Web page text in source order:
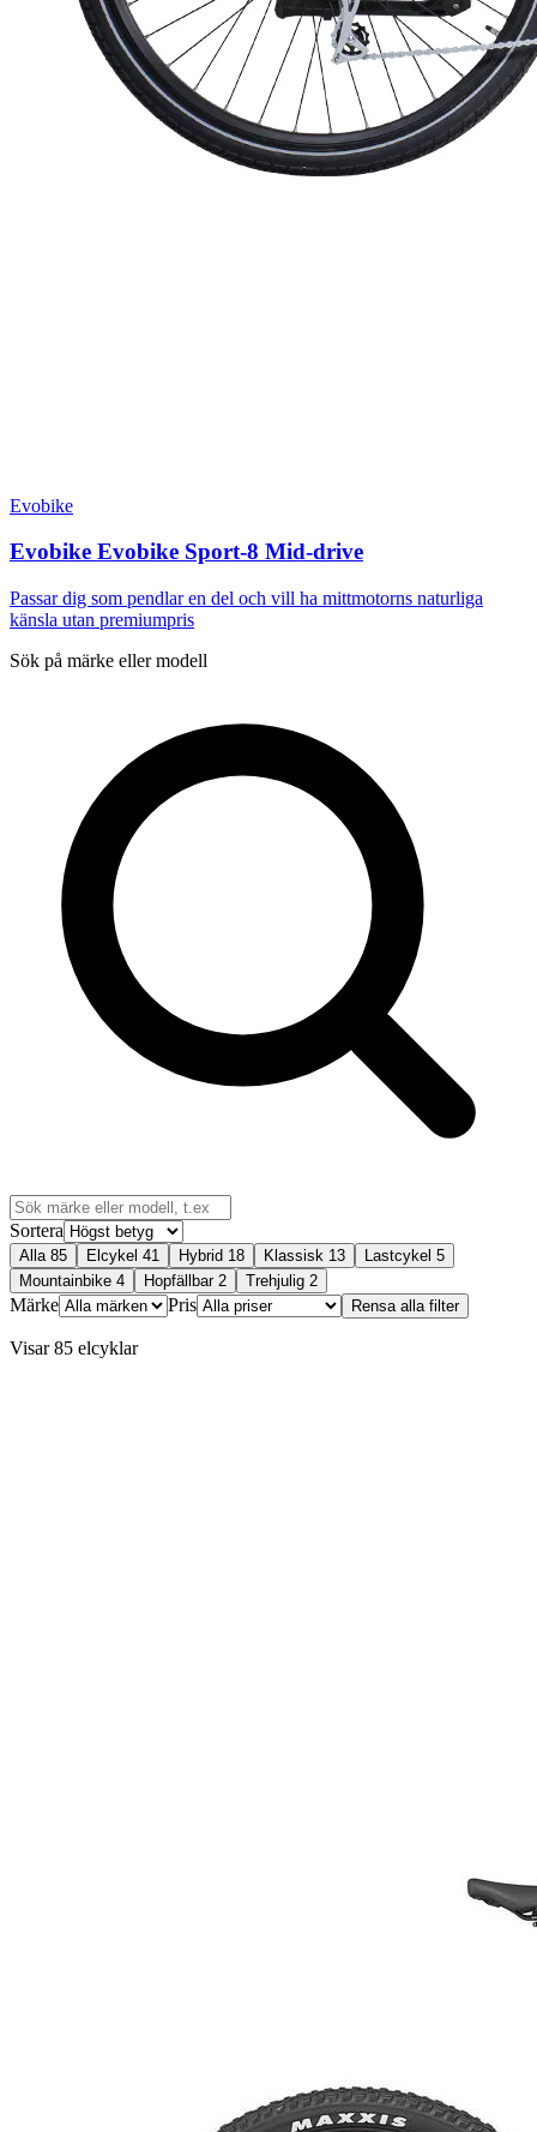
Evobike
Evobike Evobike Sport-8 Mid-drive
Passar dig som pendlar en del och vill ha mittmotorns naturliga
känsla utan premiumpris
Sök på märke eller modell
Sortera
Alla 85 Elcykel 41 Hybrid 18 Klassisk 13 Lastcykel 5
Mountainbike 4 Hopfällbar 2 Trehjulig 2
Märke Pris Rensa alla filter
Visar 85 elcyklar